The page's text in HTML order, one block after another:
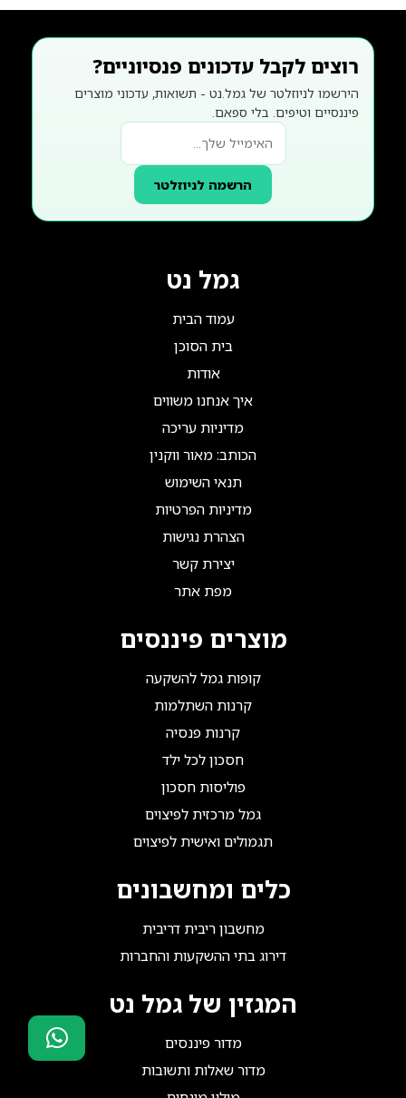
רוצים לקבל עדכונים פנסיוניים?
הירשמו לניוזלטר של גמל.נט - תשואות, עדכוני מוצרים
פיננסיים וטיפים. בלי ספאם.
הרשמה לניוזלטר
גמל נט
עמוד הבית
בית הסוכן
אודות
איך אנחנו משווים
מדיניות עריכה
הכותב: מאור ווקנין
תנאי השימוש
מדיניות הפרטיות
הצהרת נגישות
יצירת קשר
מפת אתר
מוצרים פיננסים
קופות גמל להשקעה
קרנות השתלמות
קרנות פנסיה
חסכון לכל ילד
פוליסות חסכון
גמל מרכזית לפיצוים
תגמולים ואישית לפיצוים
כלים ומחשבונים
מחשבון ריבית דריבית
דירוג בתי ההשקעות והחברות
המגזין של גמל נט
מדור פיננסים
מדור שאלות ותשובות